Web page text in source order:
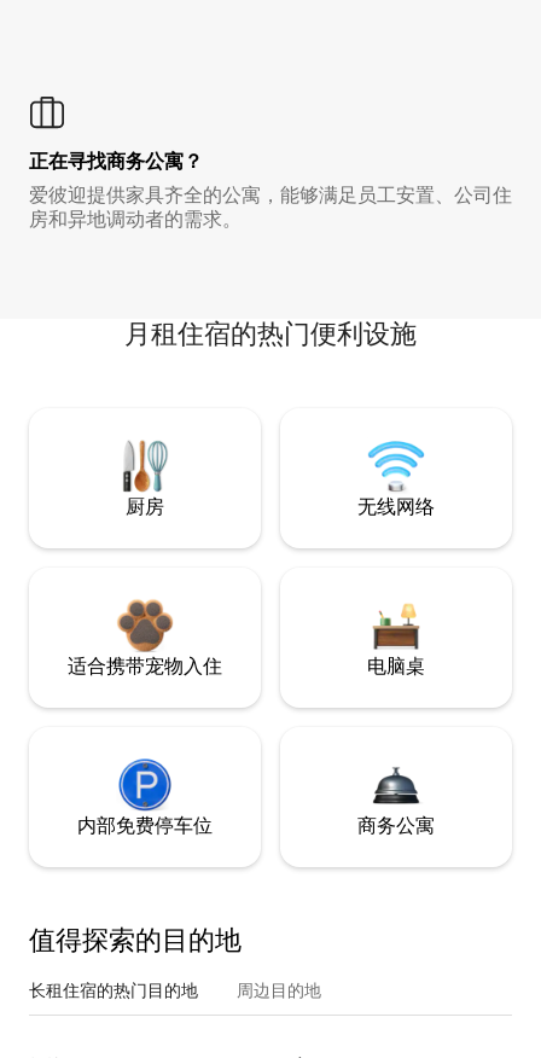
正在寻找商务公寓？
爱彼迎提供家具齐全的公寓，能够满足员工安置、公司住
房和异地调动者的需求。
月租住宿的热门便利设施
厨房 无线网络
适合携带宠物入住 电脑桌
内部免费停车位 商务公寓
值得探索的目的地
长租住宿的热门目的地 周边目的地